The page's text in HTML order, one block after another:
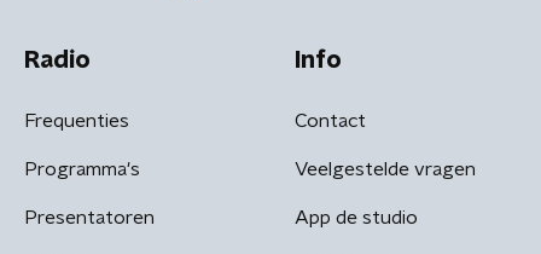
Radio
Frequenties
Programma's
Presentatoren
Info
Contact
Veelgestelde vragen
App de studio